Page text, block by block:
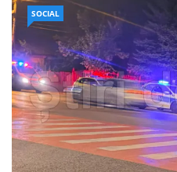
SOCIAL